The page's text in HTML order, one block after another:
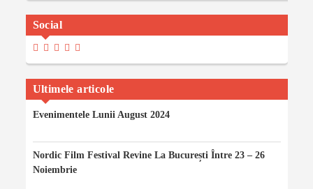
Social
View
Profile
On
Facebook
View
Profile
On
Twitter
View
Profile
On
Instagram
View
Maria-
Iancu’s
Profile
On
View
Profile
On
YouTube
Ultimele articole
Evenimentele Lunii August 2024
Nordic Film Festival Revine La București Între 23 – 26
Noiembrie